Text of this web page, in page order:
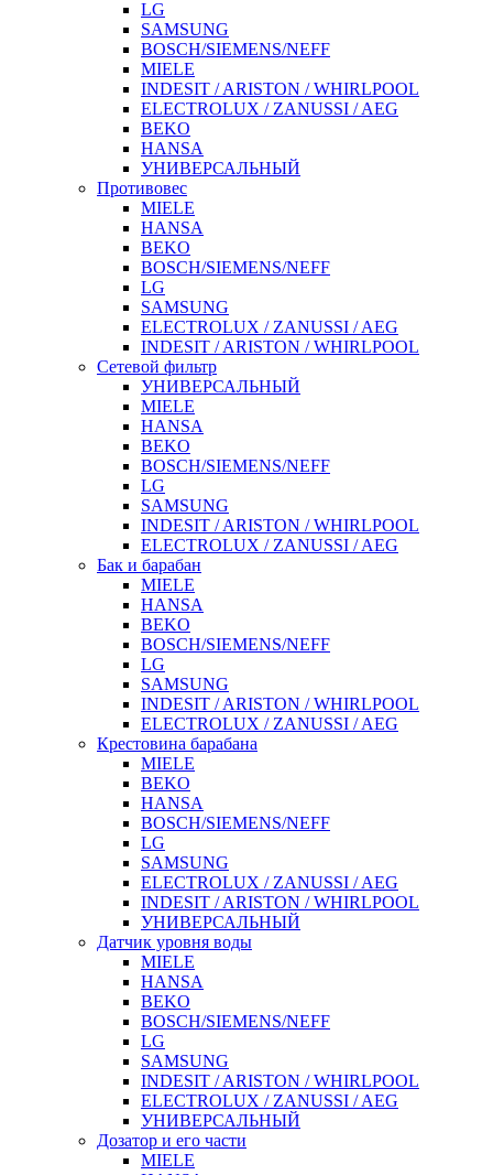
LG
SAMSUNG
BOSCH/SIEMENS/NEFF
MIELE
INDESIT / ARISTON / WHIRLPOOL
ELECTROLUX / ZANUSSI / AEG
BEKO
HANSA
УНИВЕРСАЛЬНЫЙ
Противовес
MIELE
HANSA
BEKO
BOSCH/SIEMENS/NEFF
LG
SAMSUNG
ELECTROLUX / ZANUSSI / AEG
INDESIT / ARISTON / WHIRLPOOL
Сетевой фильтр
УНИВЕРСАЛЬНЫЙ
MIELE
HANSA
BEKO
BOSCH/SIEMENS/NEFF
LG
SAMSUNG
INDESIT / ARISTON / WHIRLPOOL
ELECTROLUX / ZANUSSI / AEG
Бак и барабан
MIELE
HANSA
BEKO
BOSCH/SIEMENS/NEFF
LG
SAMSUNG
INDESIT / ARISTON / WHIRLPOOL
ELECTROLUX / ZANUSSI / AEG
Крестовина барабана
MIELE
BEKO
HANSA
BOSCH/SIEMENS/NEFF
LG
SAMSUNG
ELECTROLUX / ZANUSSI / AEG
INDESIT / ARISTON / WHIRLPOOL
УНИВЕРСАЛЬНЫЙ
Датчик уровня воды
MIELE
HANSA
BEKO
BOSCH/SIEMENS/NEFF
LG
SAMSUNG
INDESIT / ARISTON / WHIRLPOOL
ELECTROLUX / ZANUSSI / AEG
УНИВЕРСАЛЬНЫЙ
Дозатор и его части
MIELE